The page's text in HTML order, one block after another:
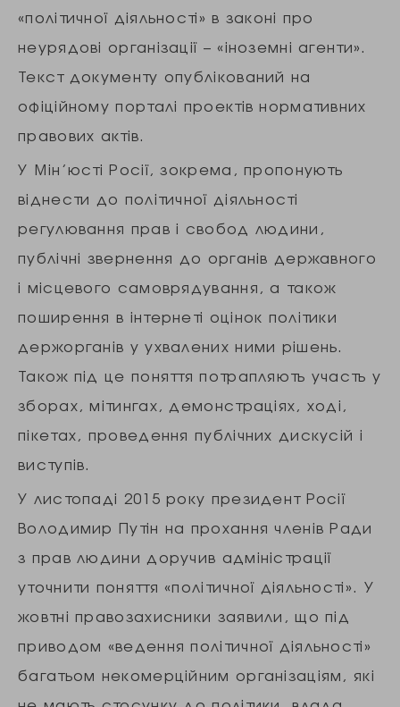
«політичної діяльності» в законі про
неурядові організації – «іноземні агенти».
Текст документу опублікований на
офіційному порталі проектів нормативних
правових актів.
У Мін’юсті Росії, зокрема, пропонують
віднести до політичної діяльності
регулювання прав і свобод людини,
публічні звернення до органів державного
і місцевого самоврядування, а також
поширення в інтернеті оцінок політики
держорганів у ухвалених ними рішень.
Також під це поняття потрапляють участь у
зборах, мітингах, демонстраціях, ході,
пікетах, проведення публічних дискусій і
виступів.
У листопаді 2015 року президент Росії
Володимир Путін на прохання членів Ради
з прав людини доручив адміністрації
уточнити поняття «політичної діяльності». У
жовтні правозахисники заявили, що під
приводом «ведення політичної діяльності»
багатьом некомерційним організаціям, які